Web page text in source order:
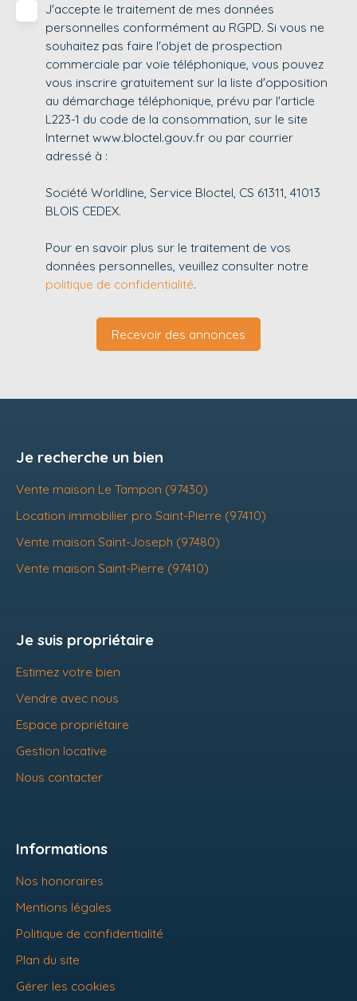
J'accepte le traitement de mes données
personnelles conformément au RGPD. Si vous ne
souhaitez pas faire l'objet de prospection
commerciale par voie téléphonique, vous pouvez
vous inscrire gratuitement sur la liste d'opposition
au démarchage téléphonique, prévu par l'article
L223-1 du code de la consommation, sur le site
Internet www.bloctel.gouv.fr ou par courrier
adressé à :
Société Worldline, Service Bloctel, CS 61311, 41013
BLOIS CEDEX.
Pour en savoir plus sur le traitement de vos
données personnelles, veuillez consulter notre
politique de confidentialité.
Recevoir des annonces
Je recherche un bien
Vente maison Le Tampon (97430)
Location immobilier pro Saint-Pierre (97410)
Vente maison Saint-Joseph (97480)
Vente maison Saint-Pierre (97410)
Je suis propriétaire
Estimez votre bien
Vendre avec nous
Espace propriétaire
Gestion locative
Nous contacter
Informations
Nos honoraires
Mentions légales
Politique de confidentialité
Plan du site
Gérer les cookies